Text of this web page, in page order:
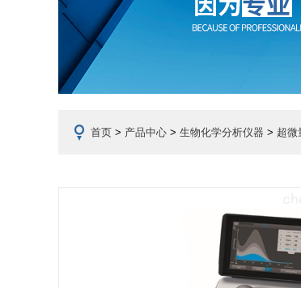
首页 > 产品中心 > 生物化学分析仪器 > 超微